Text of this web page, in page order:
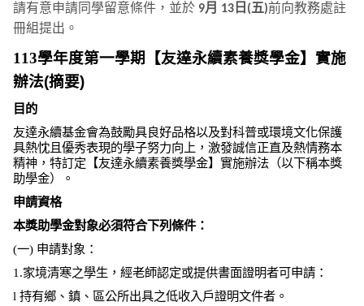
請有意申請同學留意條件，並於 9月 13日(五)前向教務處註
冊組提出。
113學年度第一學期【友達永續素養獎學金】實施
辦法(摘要)
目的
友達永續基金會為鼓勵具良好品格以及對科普或環境文化保護
具熱忱且優秀表現的學子努力向上，激發誠信正直及熱情務本
精神，特訂定【友達永續素養獎學金】實施辦法（以下稱本獎
助學金）。
申請資格
本獎助學金對象必須符合下列條件：
(一) 申請對象：
1.家境清寒之學生，經老師認定或提供書面證明者可申請：
l 持有鄉、鎮、區公所出具之低收入戶證明文件者。